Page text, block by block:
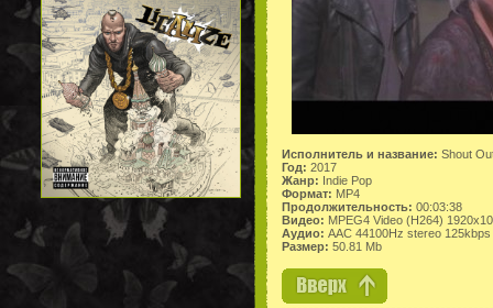
Исполнитель и название: Shout
Год: 2017
Жанр: Indie Pop
Формат: MP4
Продолжительность: 00:03:38
Видео: MPEG4 Video (H264)
Аудио: AAC 44100Hz stereo 125kbps
Размер: 50.81 Mb